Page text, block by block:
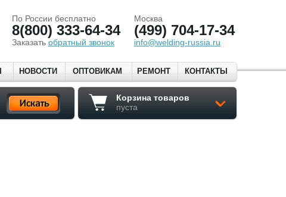
По России бесплатно
8(800) 333-64-34
Заказать обратный звонок
Москва
(499) 704-17-34
info@welding-russia.ru
НОВОСТИ ОПТОВИКАМ РЕМОНТ КОНТАКТЫ
Корзина товаров
пуста